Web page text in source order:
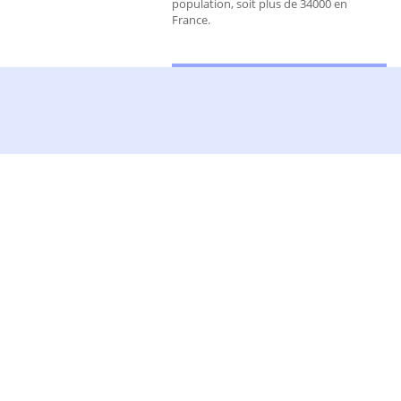
population, soit plus de 34000 en
France.